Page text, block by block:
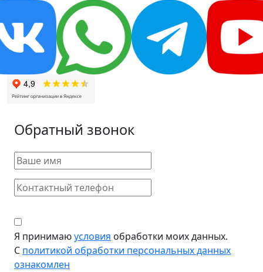
Обратный звонок
Я принимаюусловия обработки моих данных.
С политикой обработки персональных данных
ознакомлен